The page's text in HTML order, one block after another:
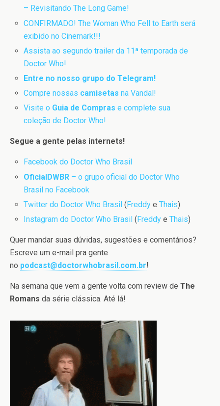
– Revisitando The Long Game!
CONFIRMADO! The Woman Who Fell to Earth será
exibido no Cinemark!!!
Assista ao segundo trailer da 11ª temporada de
Doctor Who!
Entre no nosso grupo do Telegram!
Compre nossas camisetas na Vandal!
Visite o Guia de Compras e complete sua
coleção de Doctor Who!
Segue a gente pelas internets!
Facebook do Doctor Who Brasil
OficialDWBR – o grupo oficial do Doctor Who
Brasil no Facebook
Twitter do Doctor Who Brasil (Freddy eThais)
Instagram do Doctor Who Brasil (Freddy eThais)
Quer mandar suas dúvidas, sugestões e comentários?
Escreve um e-mail pra gente
no podcast@doctorwhobrasil.com.br!
Na semana que vem a gente volta com review de The
Romans da série clássica. Até lá!